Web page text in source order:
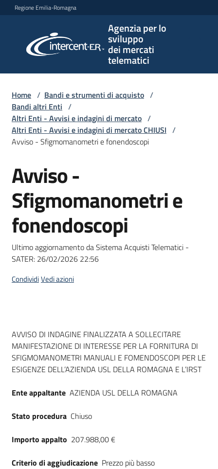
Vai al contenuto
Vai alla navigazione
Vai al footer
Regione Emilia-Romagna
Agenzia per lo
sviluppo
dei mercati
telematici
per lo
sviluppo
telematici
L'Agenzia
Bandi
strumenti
acquisto
Supporto
English
site
Seguici
Home / Bandi e strumenti di acquisto /
Bandi altri Enti /
Altri Enti - Avvisi e indagini di mercato /
Altri Enti - Avvisi e indagini di mercato CHIUSI /
Avviso - Sfigmomanometri e fonendoscopi
Salta al contenuto
Avviso -
Sfigmomanometri e
fonendoscopi
Ultimo aggiornamento da Sistema Acquisti Telematici -
SATER: 26/02/2026 22:56
CondividiVedi azioni
Dati del bando
AVVISO DI INDAGINE FINALIZZATA A SOLLECITARE
MANIFESTAZIONE DI INTERESSE PER LA FORNITURA DI
SFIGMOMANOMETRI MANUALI E FOMENDOSCOPI PER LE
ESIGENZE DELL’AZIENDA USL DELLA ROMAGNA E L’IRST
Ente appaltante AZIENDA USL DELLA ROMAGNA
Stato procedura Chiuso
Importo appalto 207.988,00 €
Criterio di aggiudicazione Prezzo più basso